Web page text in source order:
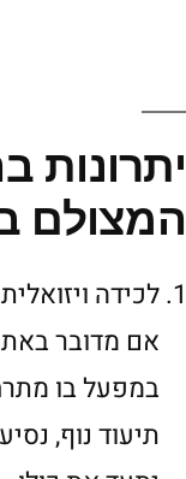
יתרונות
המצולם ב-360
לכידה
אם מדובר
במפעל בו